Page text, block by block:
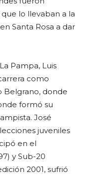
lo llevaban a la
Santa Rosa a dar
Pampa, Luis
como
Belgrano, donde
formó su
José
juveniles
en el
y Sub-20
2001, sufrió